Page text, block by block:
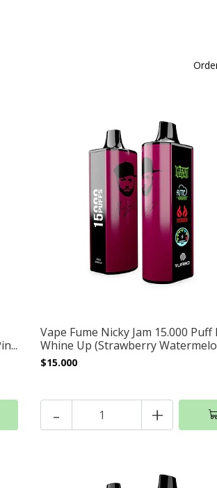
Vape Fume Nicky Jam 15.000 Puff
Whine Up (Strawberry
$15.000
- +